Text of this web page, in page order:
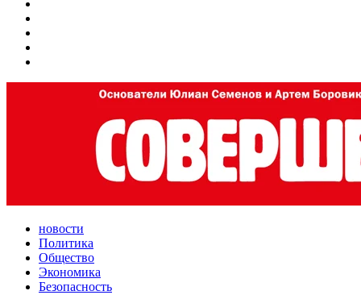
новости
Политика
Общество
Экономика
Безопасность